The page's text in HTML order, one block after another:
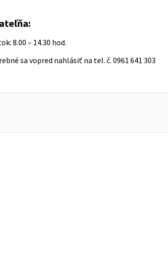
8.00 – 14.30 hod.
sa vopred nahlásiť na tel. č. 0961 641 303